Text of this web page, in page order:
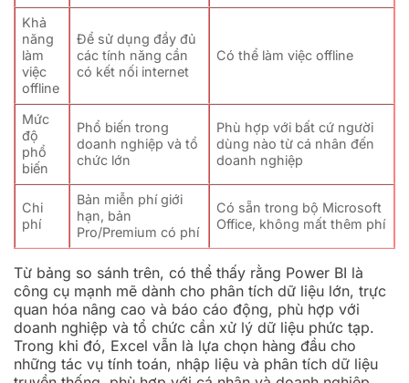
Khả
năng
làm
việc
offline
Để sử dụng đầy đủ
các tính năng cần
có kết nối internet
Có thể làm việc offline
Mức
độ
phổ
biến
Phổ biến trong
doanh nghiệp và tổ
chức lớn
Phù hợp với bất cứ người
dùng nào từ cá nhân đến
doanh nghiệp
Chi
phí
Bản miễn phí giới
hạn, bản
Pro/Premium có phí
Có sẵn trong bộ Microsoft
Office, không mất thêm phí
Từ bảng so sánh trên, có thể thấy rằng Power BI là
công cụ mạnh mẽ dành cho phân tích dữ liệu lớn, trực
quan hóa nâng cao và báo cáo động, phù hợp với
doanh nghiệp và tổ chức cần xử lý dữ liệu phức tạp.
Trong khi đó, Excel vẫn là lựa chọn hàng đầu cho
những tác vụ tính toán, nhập liệu và phân tích dữ liệu